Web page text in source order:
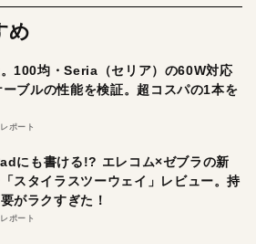
め
100均・Seria（セリア）の60W対応
ブルの性能を検証。超コスパの1本を
レポート
にも書ける!? エレコム×ゼブラの新
スタイラスツーウェイ」レビュー。持
がラクすぎた！
レポート